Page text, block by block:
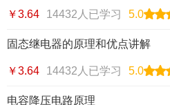
￥3.64 14432人已学习 5.0
固态继电器的原理和优点讲解
￥3.64 14432人已学习 5.0
电容降压电路原理